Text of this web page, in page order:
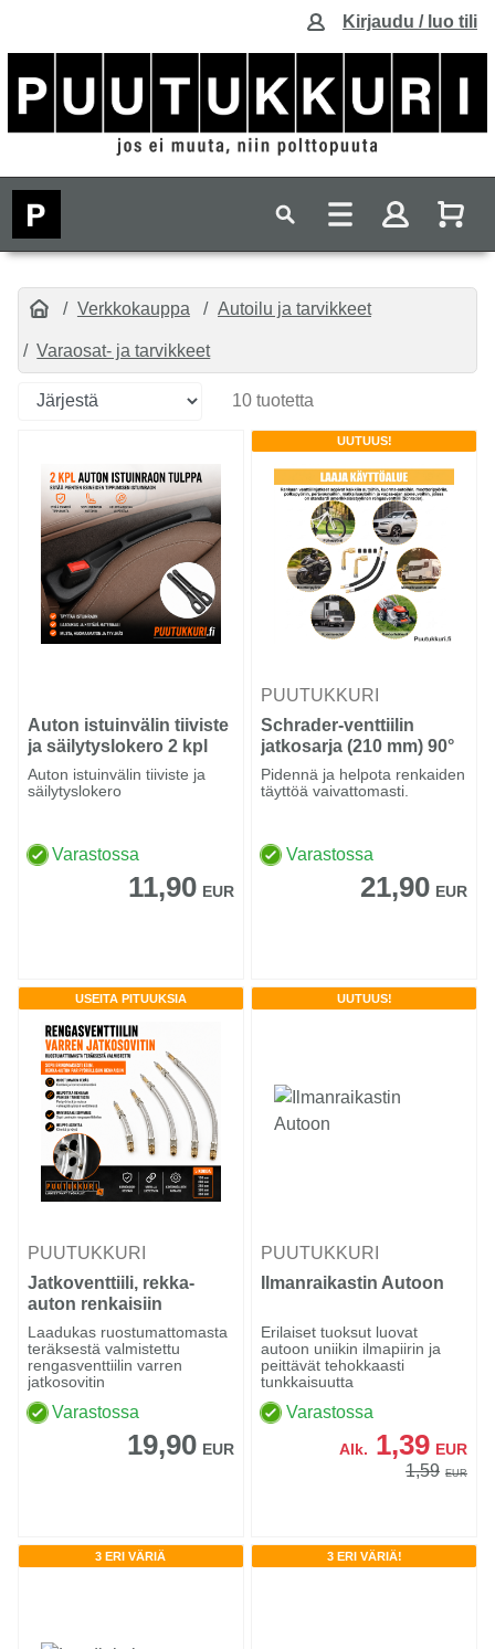
Kirjaudu / luo tili
Verkkokauppa Autoilu ja tarvikkeet
Varaosat- ja tarvikkeet
10 tuotetta
Auton istuinvälin tiiviste
ja säilytyslokero 2 kpl
Auton istuinvälin tiiviste ja
säilytyslokero
Varastossa
11,90 EUR
UUTUUS!
PUUTUKKURI
Schrader-venttiilin
jatkosarja (210 mm) 90°
kulmakappaleilla
Pidennä ja helpota renkaiden
täyttöä vaivattomasti.
Varastossa
21,90 EUR
USEITA PITUUKSIA
PUUTUKKURI
Jatkoventtiili, rekka-
auton renkaisiin
Laadukas ruostumattomasta
teräksestä valmistettu
rengasventtiilin varren
jatkosovitin
Varastossa
19,90 EUR
UUTUUS!
PUUTUKKURI
Ilmanraikastin Autoon
Erilaiset tuoksut luovat
autoon uniikin ilmapiirin ja
peittävät tehokkaasti
tunkkaisuutta
Varastossa
Alk. 1,39 EUR
1,59 EUR
3 ERI VÄRIÄ 3 ERI VÄRIÄ!